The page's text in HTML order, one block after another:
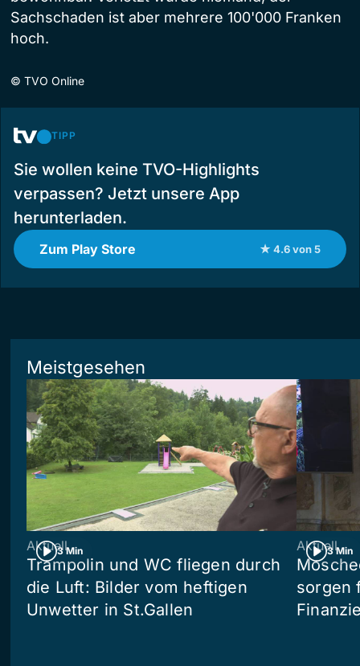
Sachschaden ist aber mehrere 100'000 Franken
hoch.
© TVO Online
TIPP
Sie wollen keine TVO-Highlights
verpassen? Jetzt unsere App
herunterladen.
Zum Play Store ★ 4.6 von 5
Meistgesehen
3 Min
Aktuell
Trampolin und WC fliegen durch
die Luft: Bilder vom heftigen
Unwetter in St.Gallen
3 Min
Aktuell
sorgen